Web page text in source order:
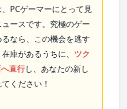
PCゲーマーにとって見
ースです。究極のゲー
なら、この機会を逃す
庫があるうちに、 ツク
直行し、あなたの新し
ください！